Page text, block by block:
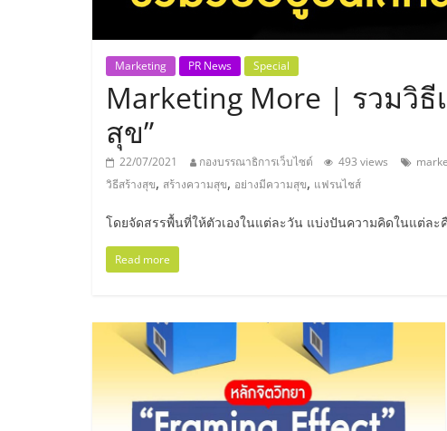
ส
เอ็
มอี
ไทย,
SMEs,
แฟ
รน
ไชส์,
Marketing PR News Special
Marketing More | รวมวิธี
สุข”
22/07/2021 กองบรรณาธิการเว็บไซต์ 493 views
วิธีสร้างสุข, สร้างความสุข, อย่างมีความสุข, แฟรนไชส์
โดยจัดสรรพื้นที่ให้ตัวเองในแต่ละวัน แบ่งปันความคิดในแต่ละ
Read more